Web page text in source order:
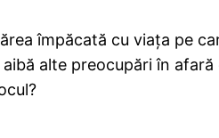
împăcată cu viața pe
alte preocupări în